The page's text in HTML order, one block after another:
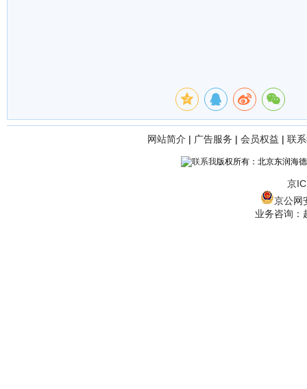
网站简介 | 广告服务 | 会员权益 | 联
版权所有：北京东润海
京
京公网
业务咨询：